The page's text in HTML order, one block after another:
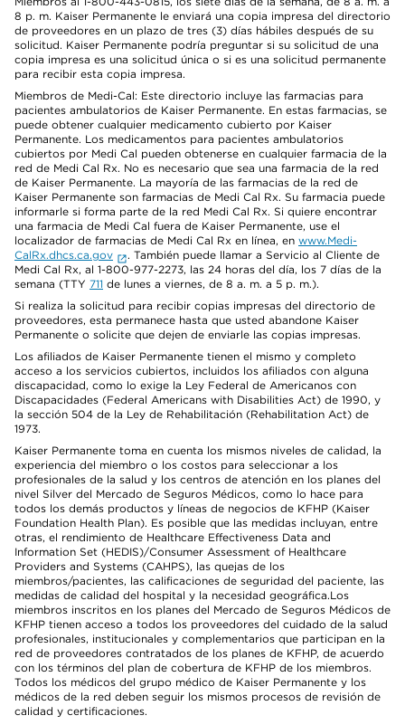
8 p. m. Kaiser Permanente le enviará una copia impresa del directorio
de proveedores en un plazo de tres (3) días hábiles después de su
solicitud. Kaiser Permanente podría preguntar si su solicitud de una
copia impresa es una solicitud única o si es una solicitud permanente
para recibir esta copia impresa.
Miembros de Medi-Cal: Este directorio incluye las farmacias para
pacientes ambulatorios de Kaiser Permanente. En estas farmacias, se
puede obtener cualquier medicamento cubierto por Kaiser
Permanente. Los medicamentos para pacientes ambulatorios
cubiertos por Medi Cal pueden obtenerse en cualquier farmacia de la
red de Medi Cal Rx. No es necesario que sea una farmacia de la red
de Kaiser Permanente. La mayoría de las farmacias de la red de
Kaiser Permanente son farmacias de Medi Cal Rx. Su farmacia puede
informarle si forma parte de la red Medi Cal Rx. Si quiere encontrar
una farmacia de Medi Cal fuera de Kaiser Permanente, use el
localizador de farmacias de Medi Cal Rx en línea, en www.Medi-
CalRx.dhcs.ca.gov
. También puede llamar a Servicio al Cliente de
Medi Cal Rx, al 1-800-977-2273, las 24 horas del día, los 7 días de la
semana (TTY 711 de lunes a viernes, de 8 a. m. a 5 p. m.).
Si realiza la solicitud para recibir copias impresas del directorio de
proveedores, esta permanece hasta que usted abandone Kaiser
Permanente o solicite que dejen de enviarle las copias impresas.
Los afiliados de Kaiser Permanente tienen el mismo y completo
acceso a los servicios cubiertos, incluidos los afiliados con alguna
discapacidad, como lo exige la Ley Federal de Americanos con
Discapacidades (Federal Americans with Disabilities Act) de 1990, y
la sección 504 de la Ley de Rehabilitación (Rehabilitation Act) de
1973.
Kaiser Permanente toma en cuenta los mismos niveles de calidad, la
experiencia del miembro o los costos para seleccionar a los
profesionales de la salud y los centros de atención en los planes del
nivel Silver del Mercado de Seguros Médicos, como lo hace para
todos los demás productos y líneas de negocios de KFHP (Kaiser
Foundation Health Plan). Es posible que las medidas incluyan, entre
otras, el rendimiento de Healthcare Effectiveness Data and
Information Set (HEDIS)/Consumer Assessment of Healthcare
Providers and Systems (CAHPS), las quejas de los
miembros/pacientes, las calificaciones de seguridad del paciente, las
medidas de calidad del hospital y la necesidad geográfica.Los
miembros inscritos en los planes del Mercado de Seguros Médicos de
KFHP tienen acceso a todos los proveedores del cuidado de la salud
profesionales, institucionales y complementarios que participan en la
red de proveedores contratados de los planes de KFHP, de acuerdo
con los términos del plan de cobertura de KFHP de los miembros.
Todos los médicos del grupo médico de Kaiser Permanente y los
médicos de la red deben seguir los mismos procesos de revisión de
calidad y certificaciones.